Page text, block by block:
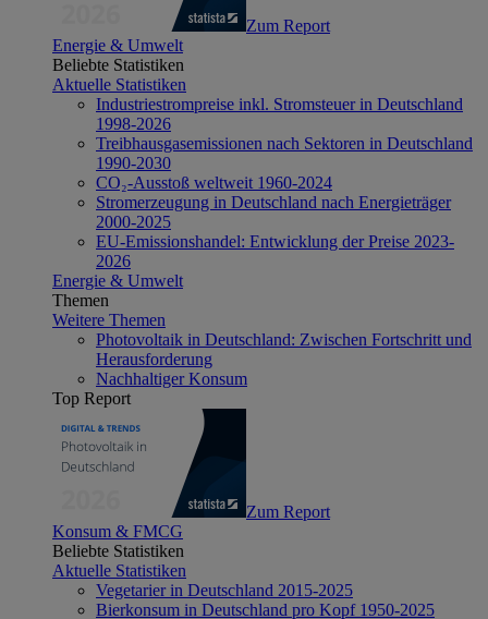
Zum Report
Energie & Umwelt
Beliebte Statistiken
Aktuelle Statistiken
Industriestrompreise inkl. Stromsteuer in Deutschland
1998-2026
Treibhausgasemissionen nach Sektoren in Deutschland
1990-2030
CO₂-Ausstoß weltweit 1960-2024
Stromerzeugung in Deutschland nach Energieträger
2000-2025
EU-Emissionshandel: Entwicklung der Preise 2023-
2026
Energie & Umwelt
Themen
Weitere Themen
Photovoltaik in Deutschland: Zwischen Fortschritt und
Herausforderung
Nachhaltiger Konsum
Top Report
Zum Report
Konsum & FMCG
Beliebte Statistiken
Aktuelle Statistiken
Vegetarier in Deutschland 2015-2025
Bierkonsum in Deutschland pro Kopf 1950-2025